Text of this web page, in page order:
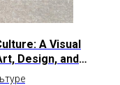
A Visual
Design, and